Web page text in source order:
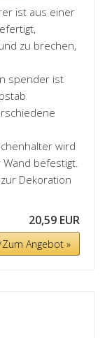
ist aus einer
zu brechen,
spender ist
wird
befestigt.
Dekoration
20,59 EUR
Angebot »